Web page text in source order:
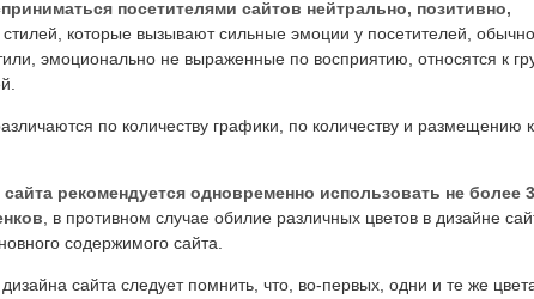
посетителями сайтов нейтрально, позитивно,
стилей, которые вызывают сильные эмоции у посетителей, обычно
эмоционально не выраженные по восприятию, относятся к
по количеству графики, по количеству и размещению
рекомендуется одновременно использовать не более
, в противном случае обилие различных цветов в дизайне
содержимого сайта.
сайта следует помнить, что, во-первых, одни и те же